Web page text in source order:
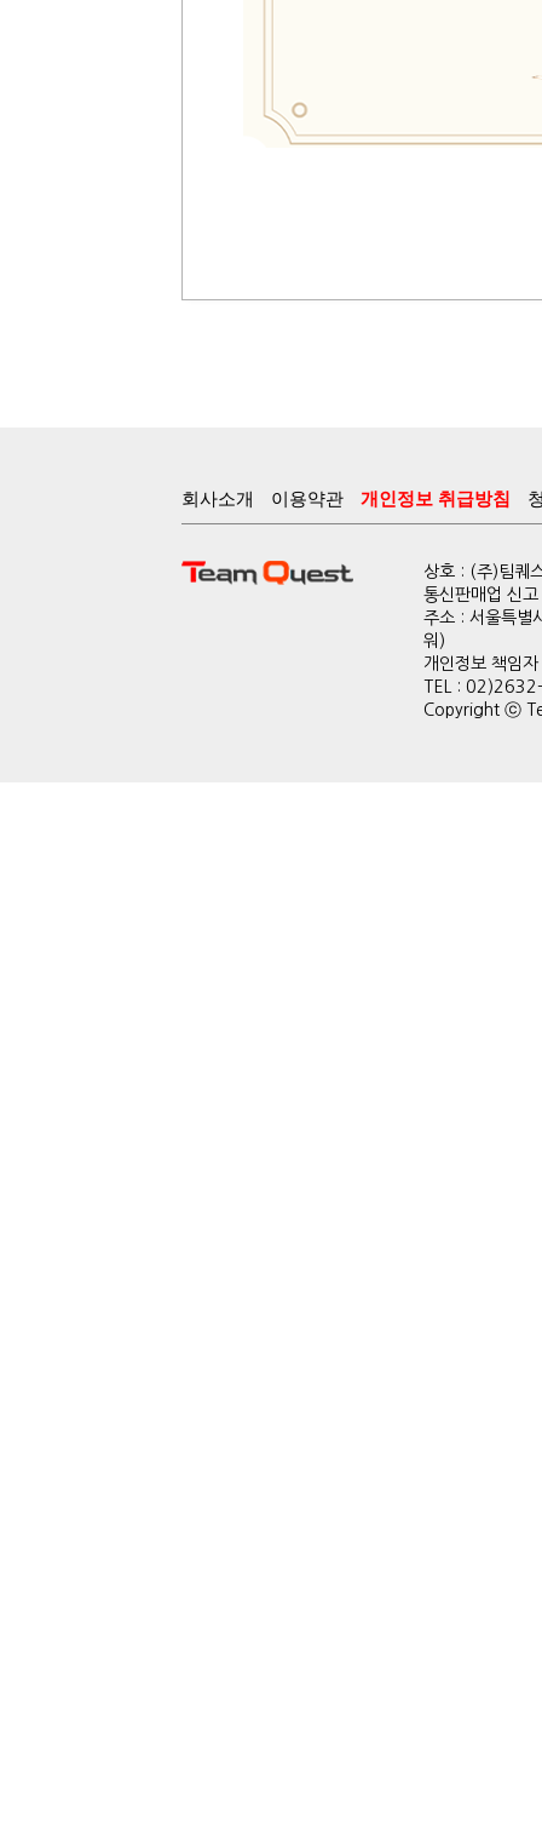
회사소개 이용약관 개인정보 취급방침
상호 : (주)팀퀘
통신판매업 신
주소 : 서울특
워)
개인정보 책
TEL :
Copyright ⓒ